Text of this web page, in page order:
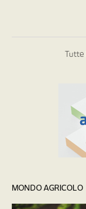
Tutte
MONDO AGRICOLO